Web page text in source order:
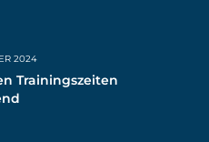
2024
Trainingszeiten